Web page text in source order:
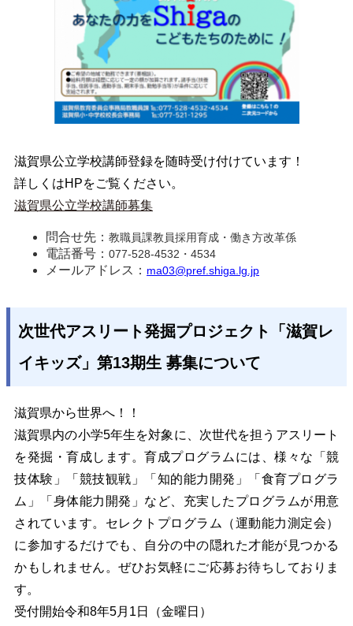
滋賀県公立学校講師登録を随時受け付けています！
詳しくはHPをご覧ください。
滋賀県公立学校講師募集
問合せ先： 教職員課教員採用育成・働き方改革係
電話番号： 077-528-4532・4534
メールアドレス： ma03@pref.shiga.lg.jp
次世代アスリート発掘プロジェクト「滋賀レ
イキッズ」第13期生 募集について
滋賀県から世界へ！！
滋賀県内の小学5年生を対象に、次世代を担うアスリート
を発掘・育成します。育成プログラムには、様々な「競
技体験」「競技観戦」「知的能力開発」「食育プログラ
ム」「身体能力開発」など、充実したプログラムが用意
されています。セレクトプログラム（運動能力測定会）
に参加するだけでも、自分の中の隠れた才能が見つかる
かもしれません。ぜひお気軽にご応募お待ちしておりま
す。
受付開始令和8年5月1日（金曜日）